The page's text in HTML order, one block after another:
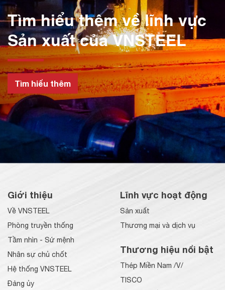
Tìm hiểu thêm về lĩnh vực
Sản xuất của VNSTEEL
Tìm hiểu thêm
Giới thiệu
Về VNSTEEL
Phòng truyền thống
Tầm nhìn - Sứ mệnh
Nhân sự chủ chốt
Hệ thống VNSTEEL
Đảng ủy
Lĩnh vực hoạt động
Sản xuất
Thương mại và dịch vụ
Thương hiệu nổi bật
Thép Miền Nam /V/
TISCO